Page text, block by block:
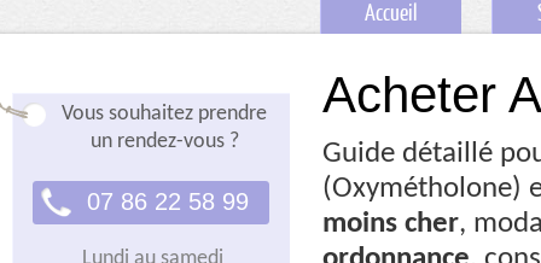
Accueil
Vous souhaitez prendre
un rendez-vous ?
07 86 22 58 99
Acheter
Guide détaillé
(Oxymétholone)
moins cher,